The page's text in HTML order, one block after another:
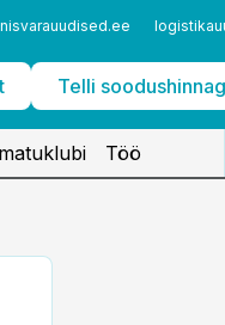
Telli
Telli
Töö